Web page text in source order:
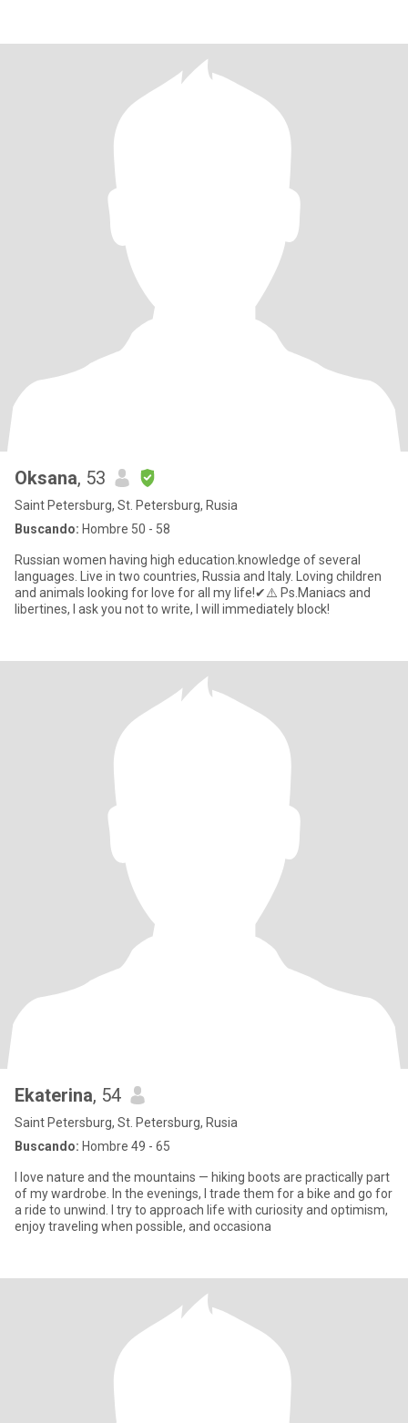
Oksana, 53
Saint Petersburg, St. Petersburg, Rusia
Buscando: Hombre 50 - 58
Russian women having high education.knowledge of several
languages. Live in two countries, Russia and Italy. Loving children
and animals looking for love for all my life!✔⚠️ Ps.Maniacs and
libertines, I ask you not to write, I will immediately block!
Ekaterina, 54
Saint Petersburg, St. Petersburg, Rusia
Buscando: Hombre 49 - 65
I love nature and the mountains — hiking boots are practically part
of my wardrobe. In the evenings, I trade them for a bike and go for
a ride to unwind. I try to approach life with curiosity and optimism,
enjoy traveling when possible, and occasiona